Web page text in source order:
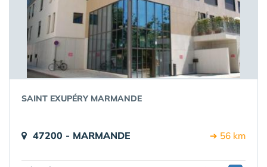
SAINT EXUPÉRY MARMANDE
47200 - MARMANDE ➔ 56 km